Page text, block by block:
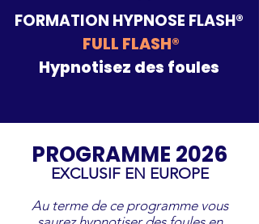
FORMATION HYPNOSE FLASH®
FULL FLASH®
Hypnotisez des foules
PROGRAMME 2026
EXCLUSIF EN EUROPE
Au terme de ce programme vous